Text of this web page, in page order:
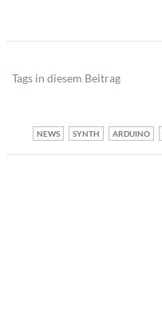
Tags in diesem Beitrag
NEWS SYNTH ARDUINO